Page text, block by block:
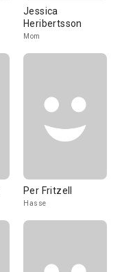
Jessica
Heribertsson
Mom
Per Fritzell
Hasse